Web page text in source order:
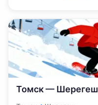
Томск — Шерегеш